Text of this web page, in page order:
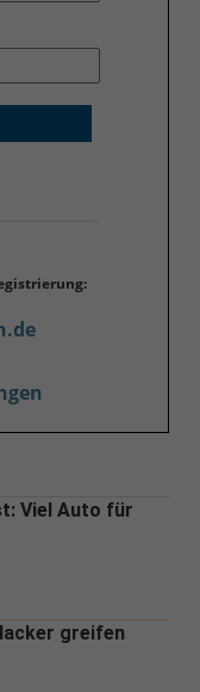
Viel Auto für
greifen